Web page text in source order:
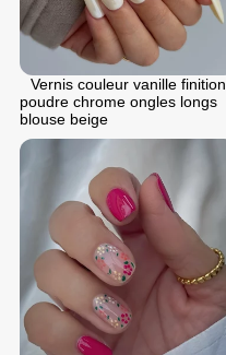
Vernis couleur vanille finition
poudre chrome ongles longs
blouse beige